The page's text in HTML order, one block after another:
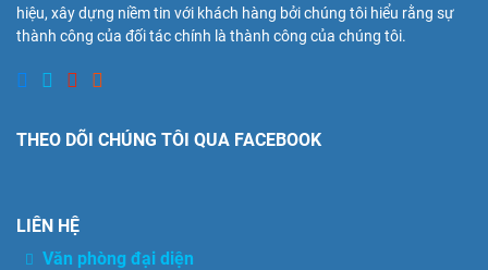
hiệu, xây dựng niềm tin với khách hàng bởi chúng tôi hiểu rằng sự
thành công của đối tác chính là thành công của chúng tôi.
THEO DÕI CHÚNG TÔI QUA FACEBOOK
LIÊN HỆ
Văn phòng đại diện